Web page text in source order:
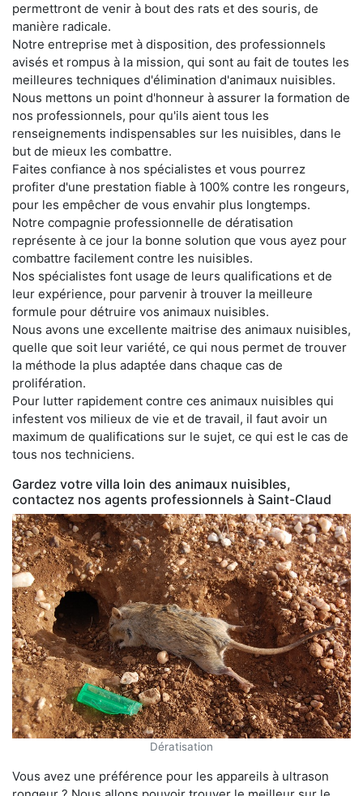
permettront de venir à bout des rats et des souris, de
manière radicale.
Notre entreprise met à disposition, des professionnels
avisés et rompus à la mission, qui sont au fait de toutes les
meilleures techniques d'élimination d'animaux nuisibles.
Nous mettons un point d'honneur à assurer la formation de
nos professionnels, pour qu'ils aient tous les
renseignements indispensables sur les nuisibles, dans le
but de mieux les combattre.
Faites confiance à nos spécialistes et vous pourrez
profiter d'une prestation fiable à 100% contre les rongeurs,
pour les empêcher de vous envahir plus longtemps.
Notre compagnie professionnelle de dératisation
représente à ce jour la bonne solution que vous ayez pour
combattre facilement contre les nuisibles.
Nos spécialistes font usage de leurs qualifications et de
leur expérience, pour parvenir à trouver la meilleure
formule pour détruire vos animaux nuisibles.
Nous avons une excellente maitrise des animaux nuisibles,
quelle que soit leur variété, ce qui nous permet de trouver
la méthode la plus adaptée dans chaque cas de
prolifération.
Pour lutter rapidement contre ces animaux nuisibles qui
infestent vos milieux de vie et de travail, il faut avoir un
maximum de qualifications sur le sujet, ce qui est le cas de
tous nos techniciens.
Gardez votre villa loin des animaux nuisibles,
contactez nos agents professionnels à Saint-Claud
Dératisation
Vous avez une préférence pour les appareils à ultrason